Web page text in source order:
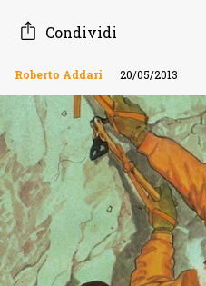
Condividi
Roberto Addari 20/05/2013